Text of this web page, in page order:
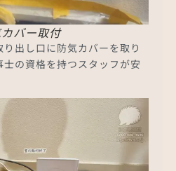
バー取付
出し口に防気カバーを取り
の資格を持つスタッフが安